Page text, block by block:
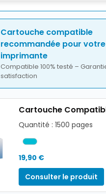
Cartouche compatible
recommandée pour votre
imprimante
Compatible 100% testé –
satisfaction
Cartouche
Quantité : 1500 pages
19,90 €
Consulter le produit